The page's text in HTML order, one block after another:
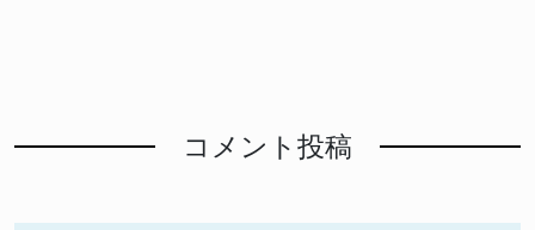
コメント投稿